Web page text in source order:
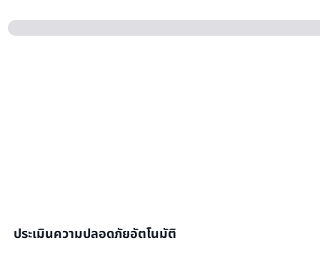
ประเมินความปลอดภัยอัตโนมัติ